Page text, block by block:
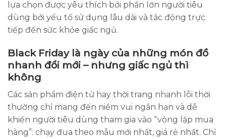
lựa chọn được yêu thích bởi phần lớn người tiêu
dùng bởi yếu tố sử dụng lâu dài và tác động trực
tiếp đến sức khỏe giấc ngủ.
Black Friday là ngày của những món đồ
nhanh đổi mới – nhưng giấc ngủ thì
không
Các sản phẩm điện tử hay thời trang nhanh lỗi thời
thường chỉ mang đến niềm vui ngắn hạn và dễ
khiến người tiêu dùng tham gia vào “vòng lặp mua
hàng”: chạy đua theo mẫu mới nhất, giá rẻ nhất. Chỉ